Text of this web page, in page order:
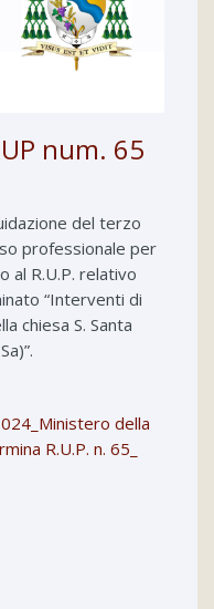
num. 65
del terzo
professionale per
al R.U.P. relativo
“Interventi di
chiesa S. Santa
della
R.U.P. n. 65_